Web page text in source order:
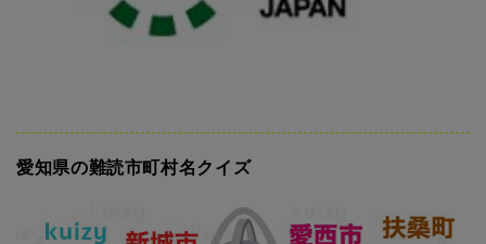
愛知県の難読市町村名クイズ